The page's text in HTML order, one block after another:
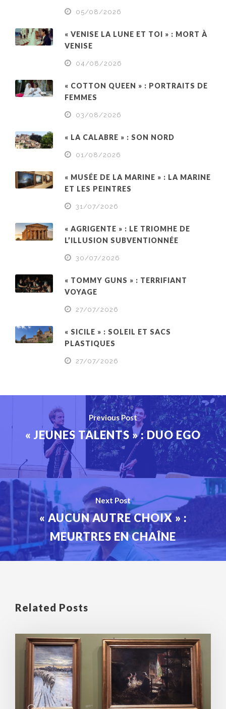
05/08/2026
« VENISE LA LUNE ET TOI » : MORT À
VENISE
04/08/2026
« COTTON QUEEN » : PORTRAITS DE
FEMMES
03/08/2026
« LA CALABRE » : SON NORD
01/08/2026
« MUSÉE DE LA MARINE » : LA MARINE
ET LES PEINTRES
31/07/2026
« AGRIGENTE » : LE TRIOMHE DE
L’ILLUSION SUBVENTIONNÉE
30/07/2026
« TOMMY GUNS » : TERRIFIANT
VOYAGE
27/07/2026
« SICILE » : SOLEIL ET SACS
PLASTIQUES
27/07/2026
Previous Post
« JEUNES TALENTS » : DUO EGO
Next Post
« AUCUN AUTRE CHOIX » :
MEURTRES EN CHAÎNE
Related Posts